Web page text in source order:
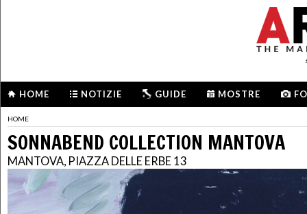
HOME NOTIZIE GUIDE MOSTRE
HOME
SONNABEND COLLECTION MANTOVA
MANTOVA, PIAZZA DELLE ERBE 13